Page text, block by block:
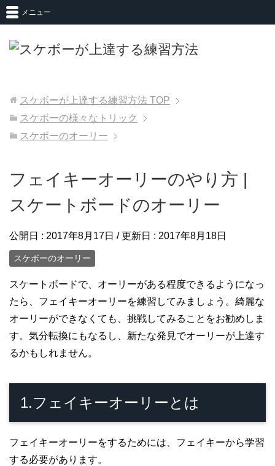
メニュー
スケボーが上達する練習方法 TOP
スケボーの様々なトリック
スケボーのオーリー
フェイキーオーリーのやり方 |
スケートボードのオーリー
公開日 : 2017年8月17日 / 更新日 : 2017年8月18日
スケボーのオーリー
スケートボードで、オーリーがある程度できるようになっ
たら、フェイキーオーリーを練習してみましょう。綺麗な
オーリーができなくても、挑戦してみることをお勧めしま
す。気分転換にもなるし、新たな発見でオーリーが上達す
るかもしれません。
1.フェイキーオーリーとは
フェイキーオーリーをするためには、フェイキーから学習
する必要があります。